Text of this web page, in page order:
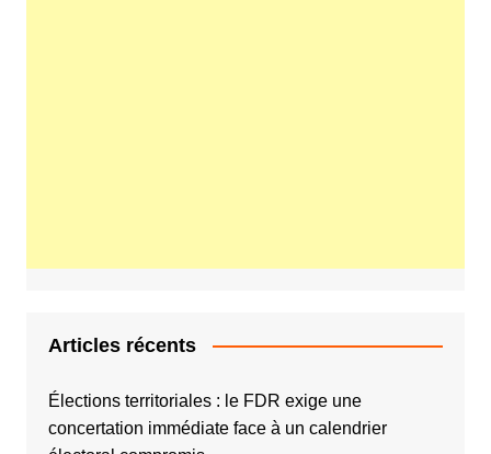
Articles récents
Élections territoriales : le FDR exige une
concertation immédiate face à un calendrier